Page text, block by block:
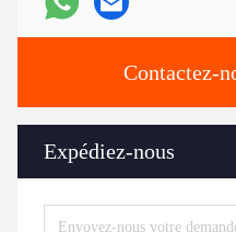
Contactez-
Expédiez-nous